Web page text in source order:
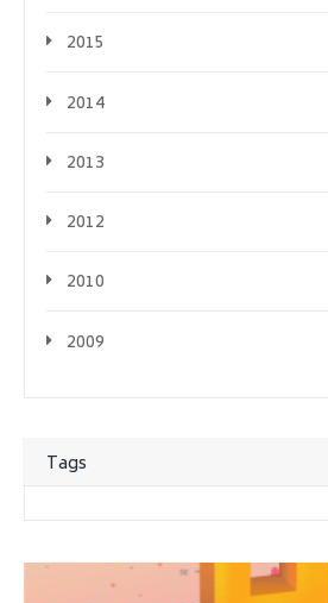
2015
2014
2013
2012
2010
2009
Tags